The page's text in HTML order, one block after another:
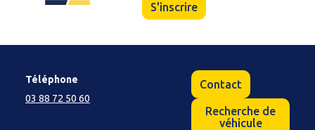
S'inscrire
Téléphone
03 88 72 50 60
Contact
Recherche de
véhicule